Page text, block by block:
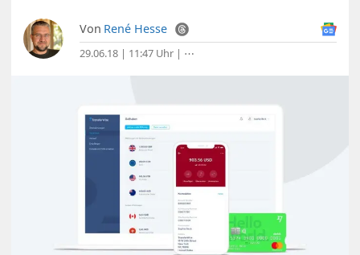
Von René Hesse
29.06.18 | 11:47 Uhr | ⋯